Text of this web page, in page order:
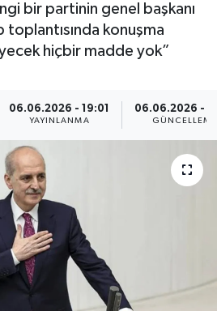
bir partinin genel başkanı
konuşma
hiçbir madde yok”
06.06.2026 - 19:01
YAYINLANMA
06.06.2026 -
GÜNCELLEME